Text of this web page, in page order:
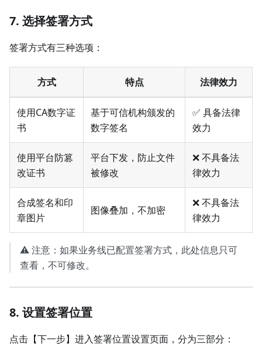
7. 选择签署方式
签署方式有三种选项：
方式 特点 法律效力
使用CA数字证
书
基于可信机构颁发的
数字签名
✅ 具备法律
效力
使用平台防篡
改证书
平台下发，防止文件
被修改
❌ 不具备法
律效力
合成签名和印
章图片
图像叠加，不加密
❌ 不具备法
律效力
⚠️ 注意：如果业务线已配置签署方式，此处信息只可
查看，不可修改。
8. 设置签署位置
点击【下一步】进入签署位置设置页面，分为三部分：